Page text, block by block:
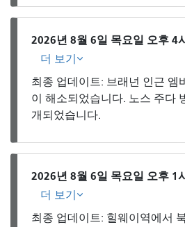
2026년 8월 6일 목요일 오후 4
더 보기
최종 업데이트: 브래넌 인근 엠
이 해소되었습니다. 노스 주다
개되었습니다.
2026년 8월 6일 목요일 오후 1
더 보기
최종 업데이트: 힐웨이역에서